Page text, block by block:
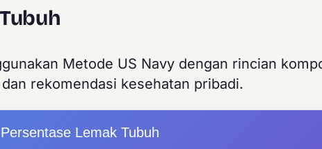
Metode US Navy dengan rincian
rekomendasi kesehatan pribadi.
Lemak Tubuh